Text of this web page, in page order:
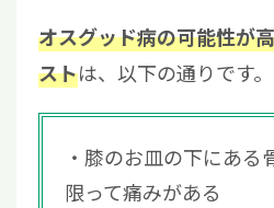
オスグッド病の可能性が
ストは、以下の通りです。
膝のお皿の下にある
限って痛みがある